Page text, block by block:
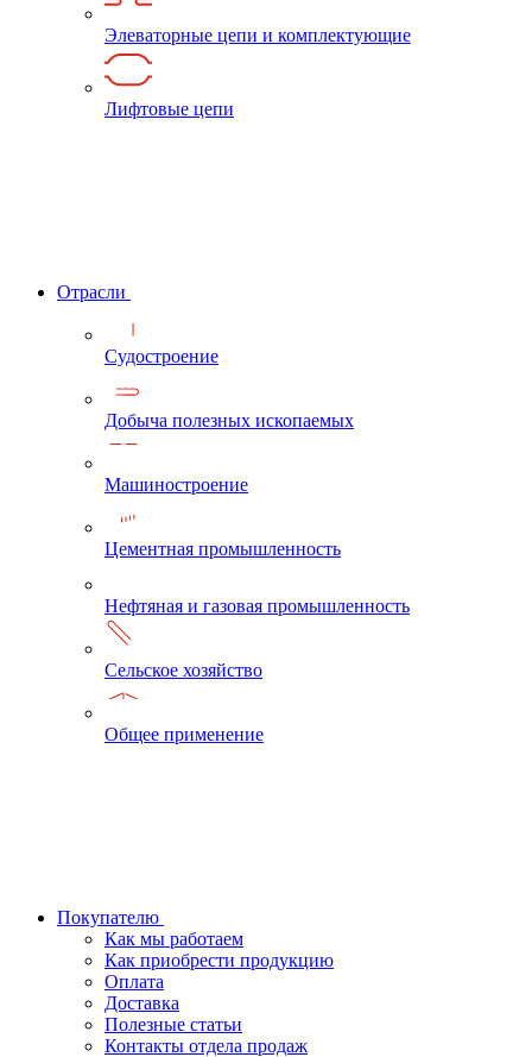
Элеваторные цепи и комплектующие
Лифтовые цепи
Отрасли
Судостроение
Добыча полезных ископаемых
Машиностроение
Цементная промышленность
Нефтяная и газовая промышленность
Сельское хозяйство
Общее применение
Покупателю
Как мы работаем
Как приобрести продукцию
Оплата
Доставка
Полезные статьи
Контакты отдела продаж